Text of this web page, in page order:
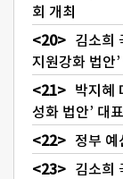
회 개최
김소희
지원강화 법안
박지혜
성화 법안’ 대
정부 예
김소희